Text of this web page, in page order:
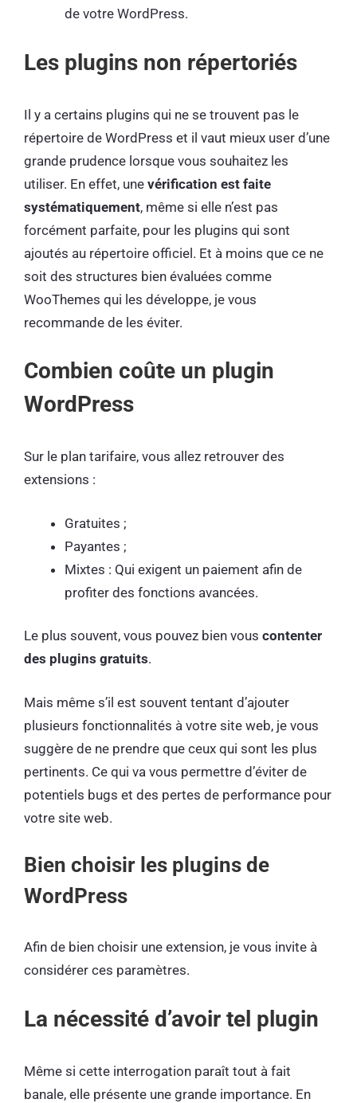
de votre WordPress.
Les plugins non répertoriés
Il y a certains plugins qui ne se trouvent pas le
répertoire de WordPress et il vaut mieux user d’une
grande prudence lorsque vous souhaitez les
utiliser. En effet, une vérification est faite
systématiquement, même si elle n’est pas
forcément parfaite, pour les plugins qui sont
ajoutés au répertoire officiel. Et à moins que ce ne
soit des structures bien évaluées comme
WooThemes qui les développe, je vous
recommande de les éviter.
Combien coûte un plugin
WordPress
Sur le plan tarifaire, vous allez retrouver des
extensions :
Gratuites ;
Payantes ;
Mixtes : Qui exigent un paiement afin de
profiter des fonctions avancées.
Le plus souvent, vous pouvez bien vous contenter
des plugins gratuits.
Mais même s’il est souvent tentant d’ajouter
plusieurs fonctionnalités à votre site web, je vous
suggère de ne prendre que ceux qui sont les plus
pertinents. Ce qui va vous permettre d’éviter de
potentiels bugs et des pertes de performance pour
votre site web.
Bien choisir les plugins de
WordPress
Afin de bien choisir une extension, je vous invite à
considérer ces paramètres.
La nécessité d’avoir tel plugin
Même si cette interrogation paraît tout à fait
banale, elle présente une grande importance. En